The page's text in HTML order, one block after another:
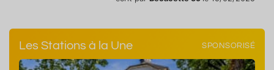
Les Stations à la Une SPONSORISÉ